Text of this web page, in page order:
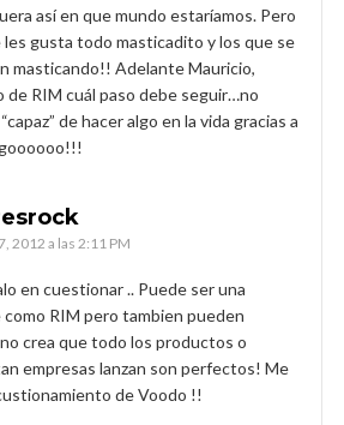
así en que mundo estaríamos. Pero
gusta todo masticadito y los que se
masticando!! Adelante Mauricio,
de RIM cuál paso debe seguir…no
de hacer algo en la vida gracias a
2012 a las 2:11 PM
en cuestionar .. Puede ser una
RIM pero tambien pueden
crea que todo los productos o
empresas lanzan son perfectos! Me
de Voodo !!